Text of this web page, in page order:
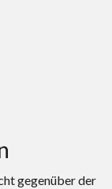
gegenüber der